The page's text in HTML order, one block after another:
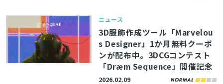
ニュース
3D服飾作成ツール「Marvelou
s Designer」1か月無料クーポ
ンが配布中。3DCGコンテスト
「Dræm Sequence」開催記念
2026.02.09